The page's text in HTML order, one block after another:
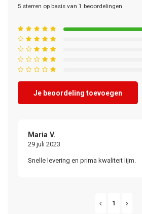
5 sterren op basis van 1 beoordelingen
Je beoordeling toevoegen
Maria V.
29 juli 2023
Snelle levering en prima kwaliteit lijm.
1